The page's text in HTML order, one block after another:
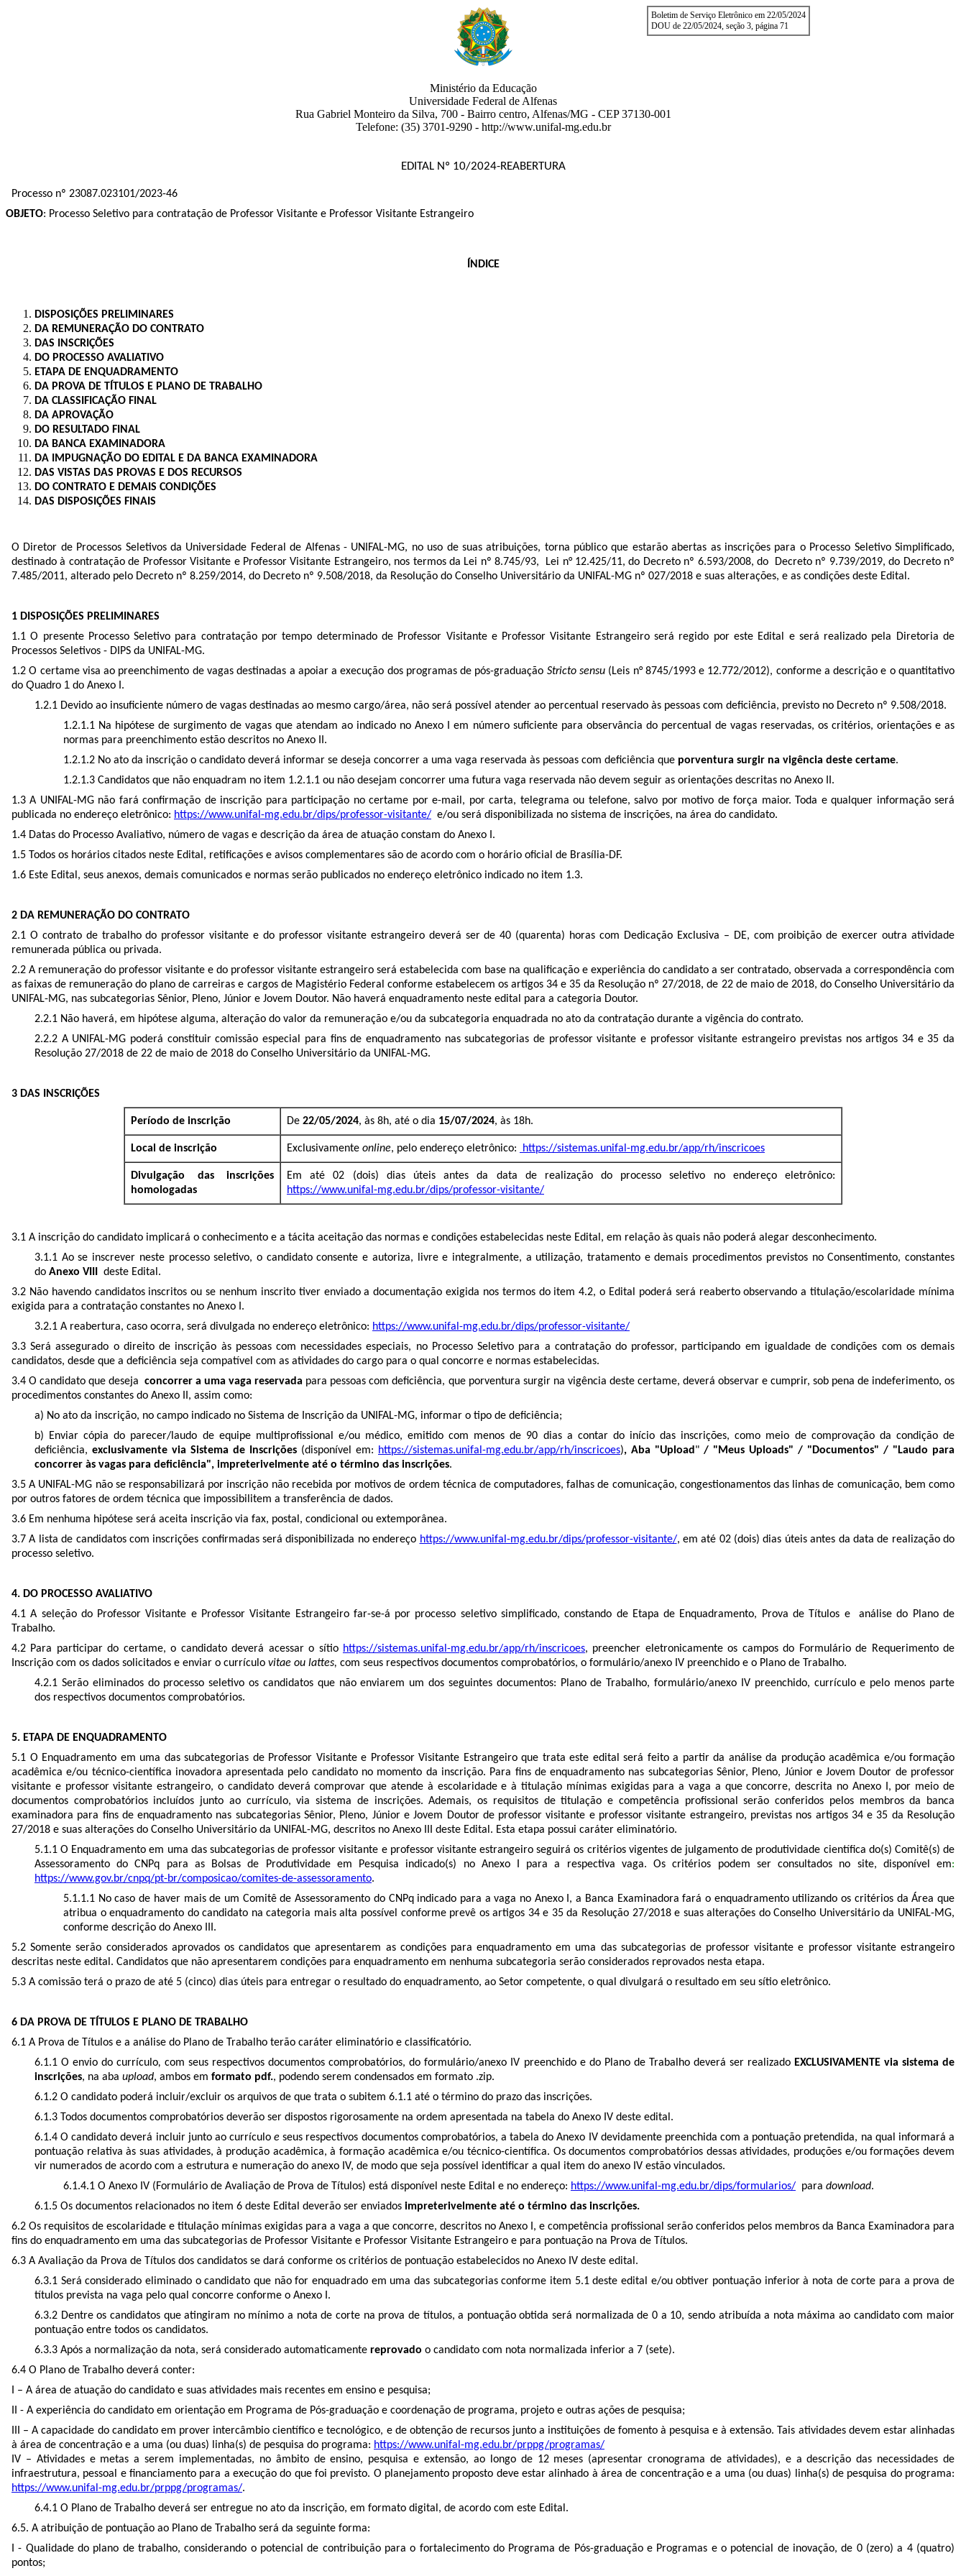
Boletim de Serviço Eletrônico em 22/05/2024
DOU de 22/05/2024, seção 3, página 71
Ministério da Educação
Universidade Federal de Alfenas
Rua Gabriel Monteiro da Silva, 700 - Bairro centro, Alfenas/MG - CEP 37130-001
Telefone: (35) 3701-9290- http://www.unifal-mg.edu.br
EDITAL Nº 10/2024-REABERTURA
Processo nº 23087.023101/2023-46
OBJETO: Processo Seletivo para contratação de Professor Visitante e Professor Visitante Estrangeiro
ÍNDICE
DISPOSIÇÕES PRELIMINARES
DA REMUNERAÇÃO DO CONTRATO
DAS INSCRIÇÕES
DO PROCESSO AVALIATIVO
ETAPA DE ENQUADRAMENTO
DA PROVA DE TÍTULOS E PLANO DE TRABALHO
DA CLASSIFICAÇÃO FINAL
DA APROVAÇÃO
DO RESULTADO FINAL
DA BANCA EXAMINADORA
DA IMPUGNAÇÃO DO EDITAL E DA BANCA EXAMINADORA
DAS VISTAS DAS PROVAS E DOS RECURSOS
DO CONTRATO E DEMAIS CONDIÇÕES
DAS DISPOSIÇÕES FINAIS
O Diretor de Processos Seletivos da Universidade Federal de Alfenas - UNIFAL-MG, no uso de suas atribuições, torna público que estarão abertas as inscrições para o Processo Seletivo Simplificado,
destinado à contratação de Professor Visitante e Professor Visitante Estrangeiro, nos termos da Lei nº 8.745/93, Lei n° 12.425/11, do Decreto nº 6.593/2008, do Decreto nº 9.739/2019, do Decreto nº
7.485/2011, alterado pelo Decreto nº 8.259/2014, do Decreto nº 9.508/2018, da Resolução do Conselho Universitário da UNIFAL-MG nº 027/2018 e suas alterações, e as condições deste Edital.
1 DISPOSIÇÕES PRELIMINARES
1.1 O presente Processo Seletivo para contratação por tempo determinado de Professor Visitante e Professor Visitante Estrangeiro será regido por este Edital e será realizado pela Diretoria de
Processos Seletivos - DIPS da UNIFAL-MG.
1.2 O certame visa ao preenchimento de vagas destinadas a apoiar a execução dos programas de pós-graduação Stricto sensu (Leis n° 8745/1993 e 12.772/2012), conforme a descrição e o quantitativo
do Quadro 1 do Anexo I.
1.2.1 Devido ao insuficiente número de vagas destinadas ao mesmo cargo/área, não será possível atender ao percentual reservado às pessoas com deficiência, previsto no Decreto nº 9.508/2018.
1.2.1.1 Na hipótese de surgimento de vagas que atendam ao indicado no Anexo I em número suficiente para observância do percentual de vagas reservadas, os critérios, orientações e as
normas para preenchimento estão descritos no Anexo II.
1.2.1.2 No ato da inscrição o candidato deverá informar se deseja concorrer a uma vaga reservada às pessoas com deficiência que porventura surgir na vigência deste certame.
1.2.1.3 Candidatos que não enquadram no item 1.2.1.1 ou não desejam concorrer uma futura vaga reservada não devem seguir as orientações descritas no Anexo II.
1.3 A UNIFAL-MG não fará confirmação de inscrição para participação no certame por e-mail, por carta, telegrama ou telefone, salvo por motivo de força maior. Toda e qualquer informação será
publicada no endereço eletrônico: https://www.unifal-mg.edu.br/dips/professor-visitante/ e/ou será disponibilizada no sistema de inscrições, na área do candidato.
1.4 Datas do Processo Avaliativo, número de vagas e descrição da área de atuação constam do Anexo I.
1.5 Todos os horários citados neste Edital, retificações e avisos complementares são de acordo com o horário oficial de Brasília-DF.
1.6 Este Edital, seus anexos, demais comunicados e normas serão publicados no endereço eletrônico indicado no item 1.3.
2 DA REMUNERAÇÃO DO CONTRATO
2.1 O contrato de trabalho do professor visitante e do professor visitante estrangeiro deverá ser de 40 (quarenta) horas com Dedicação Exclusiva – DE, com proibição de exercer outra atividade
remunerada pública ou privada.
2.2 A remuneração do professor visitante e do professor visitante estrangeiro será estabelecida com base na qualificação e experiência do candidato a ser contratado, observada a correspondência com
as faixas de remuneração do plano de carreiras e cargos de Magistério Federal conforme estabelecem os artigos 34 e 35 da Resolução nº 27/2018, de 22 de maio de 2018, do Conselho Universitário da
UNIFAL-MG, nas subcategorias Sênior, Pleno, Júnior e Jovem Doutor. Não haverá enquadramento neste edital para a categoria Doutor.
2.2.1 Não haverá, em hipótese alguma, alteração do valor da remuneração e/ou da subcategoria enquadrada no ato da contratação durante a vigência do contrato.
2.2.2 A UNIFAL-MG poderá constituir comissão especial para fins de enquadramento nas subcategorias de professor visitante e professor visitante estrangeiro previstas nos artigos 34 e 35 da
Resolução 27/2018 de 22 de maio de 2018 do Conselho Universitário da UNIFAL-MG.
3 DAS INSCRIÇÕES
Período de inscrição De 22/05/2024, às 8h, até o dia 15/07/2024, às 18h.
Local de inscrição Exclusivamente online, pelo endereço eletrônico: https://sistemas.unifal-mg.edu.br/app/rh/inscricoes
Divulgação das inscrições
homologadas
Em até 02 (dois) dias úteis antes da data de realização do processo seletivo no endereço eletrônico:
https://www.unifal-mg.edu.br/dips/professor-visitante/
3.1 A inscrição do candidato implicará o conhecimento e a tácita aceitação das normas e condições estabelecidas neste Edital, em relação às quais não poderá alegar desconhecimento.
3.1.1 Ao se inscrever neste processo seletivo, o candidato consente e autoriza, livre e integralmente, a utilização, tratamento e demais procedimentos previstos no Consentimento, constantes
do Anexo VIII
deste Edital.
3.2 Não havendo candidatos inscritos ou se nenhum inscrito tiver enviado a documentação exigida nos termos do item 4.2, o Edital poderá será reaberto observando a titulação/escolaridade mínima
exigida para a contratação constantes no Anexo I.
3.2.1 A reabertura, caso ocorra, será divulgada no endereço eletrônico: https://www.unifal-mg.edu.br/dips/professor-visitante/
3.3 Será assegurado o direito de inscrição às pessoas com necessidades especiais, no Processo Seletivo para a contratação do professor, participando em igualdade de condições com os demais
candidatos, desde que a deficiência seja compatível com as atividades do cargo para o qual concorre e normas estabelecidas.
3.4 O candidato que desejaconcorrer a uma vaga reservada para pessoas com deficiência, que porventura surgir na vigência deste certame, deverá observar e cumprir, sob pena de indeferimento, os
procedimentos constantes do Anexo II, assim como:
a) No ato da inscrição, no campo indicado no Sistema de Inscrição da UNIFAL-MG, informar o tipo de deficiência;
b) Enviar cópia do parecer/laudo de equipe multiprofissional e/ou médico, emitido com menos de 90 dias a contar do início das inscrições, como meio de comprovação da condição de
deficiência, exclusivamente via Sistema de Inscrições (disponível em: https://sistemas.unifal-mg.edu.br/app/rh/inscricoes), Aba "Upload " / "Meus Uploads" / "Documentos" / "Laudo para
concorrer às vagas para deficiência", impreterivelmente até o término das inscrições.
3.5 A UNIFAL-MG não se responsabilizará por inscrição não recebida por motivos de ordem técnica de computadores, falhas de comunicação, congestionamentos das linhas de comunicação, bem como
por outros fatores de ordem técnica que impossibilitem a transferência de dados.
3.6 Em nenhuma hipótese será aceita inscrição via fax, postal, condicional ou extemporânea.
3.7 A lista de candidatos com inscrições confirmadas será disponibilizada no endereço https://www.unifal-mg.edu.br/dips/professor-visitante/, em até 02 (dois) dias úteis antes da data de realização do
processo seletivo.
4. DO PROCESSO AVALIATIVO
4.1 A seleção do Professor Visitante e Professor Visitante Estrangeiro far-se-á por processo seletivo simplificado, constando de Etapa de Enquadramento, Prova de Títulos e análise do Plano de
Trabalho.
4.2 Para participar do certame, o candidato deverá acessar o sítio https://sistemas.unifal-mg.edu.br/app/rh/inscricoes, preencher eletronicamente os campos do Formulário de Requerimento de
Inscrição com os dados solicitados e enviar o currículo vitae ou lattes, com seus respectivos documentos comprobatórios, o formulário/anexo IV preenchido e o Plano de Trabalho.
4.2.1 Serão eliminados do processo seletivo os candidatos que não enviarem um dos seguintes documentos: Plano de Trabalho, formulário/anexo IV preenchido, currículo e pelo menos parte
dos respectivos documentos comprobatórios.
5. ETAPA DE ENQUADRAMENTO
5.1 O Enquadramento em uma das subcategorias de Professor Visitante e Professor Visitante Estrangeiro que trata este edital será feito a partir da análise da produção acadêmica e/ou formação
acadêmica e/ou técnico-científica inovadora apresentada pelo candidato no momento da inscrição. Para fins de enquadramento nas subcategorias Sênior, Pleno, Júnior e Jovem Doutor de professor
visitante e professor visitante estrangeiro, o candidato deverá comprovar que atende à escolaridade e à titulação mínimas exigidas para a vaga a que concorre, descrita no Anexo I, por meio de
documentos comprobatórios incluídos junto ao currículo, via sistema de inscrições. Ademais, os requisitos de titulação e competência profissional serão conferidos pelos membros da banca
examinadora para fins de enquadramento nas subcategorias Sênior, Pleno, Júnior e Jovem Doutor de professor visitante e professor visitante estrangeiro, previstas nos artigos 34 e 35 da Resolução
27/2018 e suas alterações do Conselho Universitário da UNIFAL-MG, descritos no Anexo III deste Edital. Esta etapa possui caráter eliminatório.
5.1.1 O Enquadramento em uma das subcategorias de professor visitante e professor visitante estrangeiro seguirá os critérios vigentes de julgamento de produtividade científica do(s) Comitê(s) de
Assessoramento do CNPq para as Bolsas de Produtividade em Pesquisa indicado(s) no Anexo I para a respectiva vaga. Os critérios podem ser consultados no site, disponível em:
https://www.gov.br/cnpq/pt-br/composicao/comites-de-assessoramento.
5.1.1.1 No caso de haver mais de um Comitê de Assessoramento do CNPq indicado para a vaga no Anexo I, a Banca Examinadora fará o enquadramento utilizando os critérios da Área que
atribua o enquadramento do candidato na categoria mais alta possível conforme prevê os artigos 34 e 35 da Resolução 27/2018 e suas alterações do Conselho Universitário da UNIFAL-MG,
conforme descrição do Anexo III.
5.2 Somente serão considerados aprovados os candidatos que apresentarem as condições para enquadramento em uma das subcategorias de professor visitante e professor visitante estrangeiro
descritas neste edital. Candidatos que não apresentarem condições para enquadramento em nenhuma subcategoria serão considerados reprovados nesta etapa.
5.3 A comissão terá o prazo de até 5 (cinco) dias úteis para entregar o resultado do enquadramento, ao Setor competente, o qual divulgará o resultado em seu sítio eletrônico.
6 DA PROVA DE TÍTULOS E PLANO DE TRABALHO
6.1 A Prova de Títulos e a análise do Plano de Trabalho terão caráter eliminatório e classificatório.
6.1.1 O envio do currículo, com seus respectivos documentos comprobatórios, do formulário/anexo IV preenchido e do Plano de Trabalho deverá ser realizado EXCLUSIVAMENTE via sistema de
inscrições, na aba upload, ambos em formato pdf., podendo serem condensados em formato .zip.
6.1.2 O candidato poderá incluir/excluir os arquivos de que trata o subitem 6.1.1 até o término do prazo das inscrições.
6.1.3 Todos documentos comprobatórios deverão ser dispostos rigorosamente na ordem apresentada na tabela do Anexo IV deste edital.
6.1.4 O candidato deverá incluir junto ao currículoe seus respectivos documentos comprobatórios, a tabela do Anexo IV devidamente preenchida com a pontuação pretendida, na qual informará a
pontuação relativa às suas atividades, à produção acadêmica, à formação acadêmica e/ou técnico-científica. Os documentos comprobatórios dessas atividades, produções e/ou formações devem
vir numerados de acordo com a estrutura e numeração do anexo IV, de modo que seja possível identificar a qual item do anexo IV estão vinculados.
6.1.4.1 O Anexo IV (Formulário de Avaliação de Prova de Títulos) está disponível neste Edital e no endereço: https://www.unifal-mg.edu.br/dips/formularios/ para download.
6.1.5 Os documentos relacionados no item 6 deste Edital deverão ser enviados impreterivelmente até o término das inscrições.
6.2 Os requisitos de escolaridade e titulação mínimas exigidas para a vaga a que concorre, descritos no Anexo I, e competência profissional serão conferidos pelos membros da Banca Examinadora para
fins do enquadramento em uma das subcategorias de Professor Visitante e Professor Visitante Estrangeiro e para pontuação na Prova de Títulos.
6.3 A Avaliação da Prova de Títulos dos candidatos se dará conforme os critérios de pontuação estabelecidos no Anexo IV deste edital.
6.3.1 Será considerado eliminado o candidato que não for enquadrado em uma das subcategorias conforme item 5.1 deste edital e/ou obtiver pontuação inferior à nota de corte para a prova de
títulos prevista na vaga pelo qual concorre conforme o Anexo I.
6.3.2 Dentre os candidatos que atingiram no mínimo a nota de corte na prova de títulos, a pontuação obtida será normalizada de 0 a 10, sendo atribuída a nota máxima ao candidato com maior
pontuação entre todos os candidatos.
6.3.3 Após a normalização da nota, será considerado automaticamente reprovado o candidato com nota normalizada inferior a 7 (sete).
6.4 O Plano de Trabalho deverá conter:
I – A área de atuação do candidato e suas atividades mais recentes em ensino e pesquisa;
II - A experiência do candidato em orientação em Programa de Pós-graduação e coordenação de programa, projeto e outras ações de pesquisa;
III – A capacidade do candidato em prover intercâmbio científico e tecnológico, e de obtenção de recursos junto a instituições de fomento à pesquisae à extensão. Tais atividades devem estar alinhadas
à área de concentração e a uma (ou duas) linha(s) de pesquisa do programa: https://www.unifal-mg.edu.br/prppg/programas/
IV – Atividades e metas a serem implementadas, no âmbito de ensino, pesquisa e extensão, ao longo de 12 meses (apresentar cronograma de atividades), e a descrição das necessidades de
infraestrutura, pessoal e financiamento para a execução do que foi previsto. O planejamento proposto deve estar alinhado à área de concentração e a uma (ou duas) linha(s) de pesquisa do programa:
https://www.unifal-mg.edu.br/prppg/programas/.
6.4.1 O Plano de Trabalho deverá ser entregue no ato da inscrição, em formato digital, de acordo com este Edital.
6.5. A atribuição de pontuação ao Plano de Trabalho será da seguinte forma:
I - Qualidade do plano de trabalho, considerando o potencial de contribuição para o fortalecimento do Programa de Pós-graduação e Programas e o potencial de inovação, de 0 (zero) a 4 (quatro)
pontos;